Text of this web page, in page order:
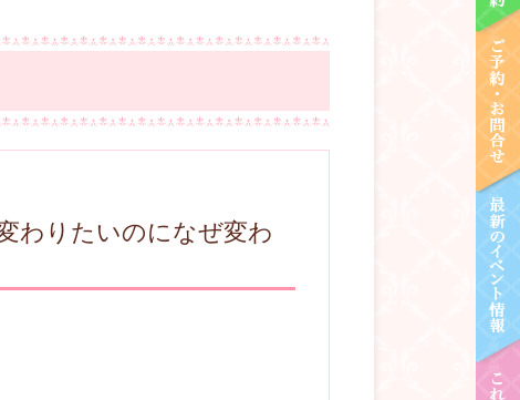
わりたいのになぜ変わ